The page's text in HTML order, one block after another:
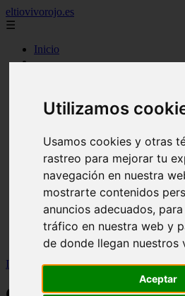
Utilizamos
Usamos cookies y otras
rastreo para mejorar tu
navegación en nuestra
mostrarte contenidos
anuncios adecuados,
tráfico en nuestra web y
de donde llegan nuestros
Aceptar
eltiovivorojo.es
☰
Inicio
argentina
carnes
espana
mariscos
otros
postres
reposteria
venezuela
verduras
Inicio
recetas >Como hacer Arroz